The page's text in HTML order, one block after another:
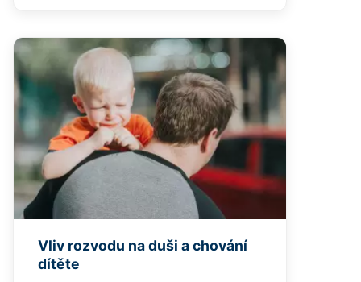
Vliv rozvodu na duši a chování
dítěte